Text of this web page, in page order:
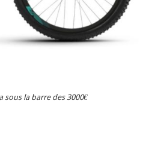
sous la barre des 3000€